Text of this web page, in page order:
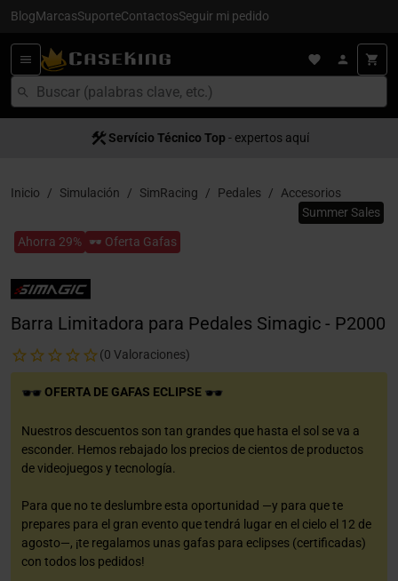
BlogMarcasSuporteContactosSeguir mi pedido
Satisfacción al cliente- servício 5
Servício Técnico Top - expertos aquí
Inicio Simulación SimRacing Pedales Accesorios
Ahorra 29% 🕶️ Oferta Gafas
Summer Sales
Barra Limitadora para Pedales Simagic - P2000
(0 Valoraciones)
OFERTA DE GAFAS ECLIPSE
Nuestros descuentos son tan grandes que hasta el sol se va a
esconder. Hemos rebajado los precios de cientos de productos
de videojuegos y tecnología.
Para que no te deslumbre esta oportunidad —y para que te
prepares para el gran evento que tendrá lugar en el cielo el 12 de
agosto—, ¡te regalamos unas gafas para eclipses (certificadas)
con todos los pedidos!